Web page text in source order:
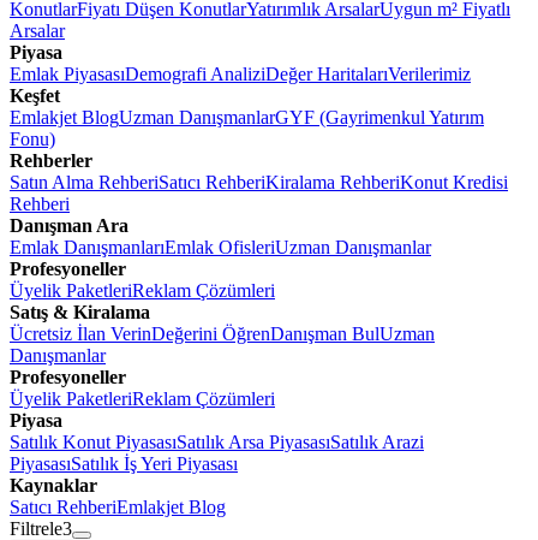
KonutlarFiyatı Düşen KonutlarYatırımlık ArsalarUygun m² Fiyatlı
Arsalar
Piyasa
Emlak PiyasasıDemografi AnaliziDeğer HaritalarıVerilerimiz
Keşfet
Emlakjet BlogUzman DanışmanlarGYF (Gayrimenkul Yatırım
Fonu)
Rehberler
Satın Alma RehberiSatıcı RehberiKiralama RehberiKonut Kredisi
Rehberi
Danışman Ara
Emlak DanışmanlarıEmlak OfisleriUzman Danışmanlar
Profesyoneller
Üyelik PaketleriReklam Çözümleri
Satış & Kiralama
Ücretsiz İlan VerinDeğerini ÖğrenDanışman BulUzman
Danışmanlar
Profesyoneller
Üyelik PaketleriReklam Çözümleri
Piyasa
Satılık Konut PiyasasıSatılık Arsa PiyasasıSatılık Arazi
PiyasasıSatılık İş Yeri Piyasası
Kaynaklar
Satıcı RehberiEmlakjet Blog
Filtrele3